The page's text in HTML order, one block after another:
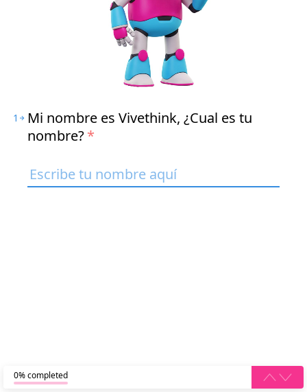
1
Mi nombre es Vivethink, ¿Cual es tu
nombre?*
0% completed